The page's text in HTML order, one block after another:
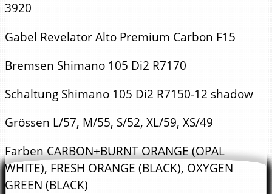
3920
Gabel Revelator Alto Premium Carbon F15
Bremsen Shimano 105 Di2 R7170
Schaltung Shimano 105 Di2 R7150-12 shadow
Grössen L/57, M/55, S/52, XL/59, XS/49
FarbenCARBON+BURNT ORANGE (OPAL
WHITE), FRESH ORANGE (BLACK), OXYGEN
GREEN (BLACK)